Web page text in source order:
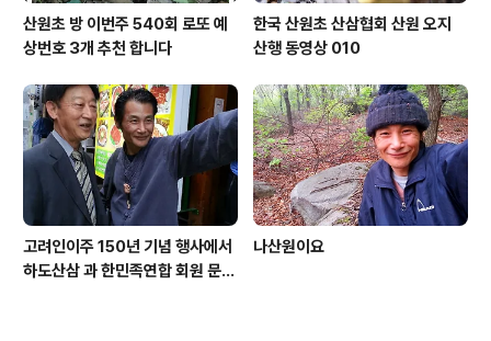
산원초 방 이번주 540회 로또 예
상번호 3개 추천 합니다
한국 산원초 산삼협회 산원 오지
산행 동영상 010
고려인이주 150년 기념 행사에서
하도산삼 과 한민족연합 회원 문효
나산원이요